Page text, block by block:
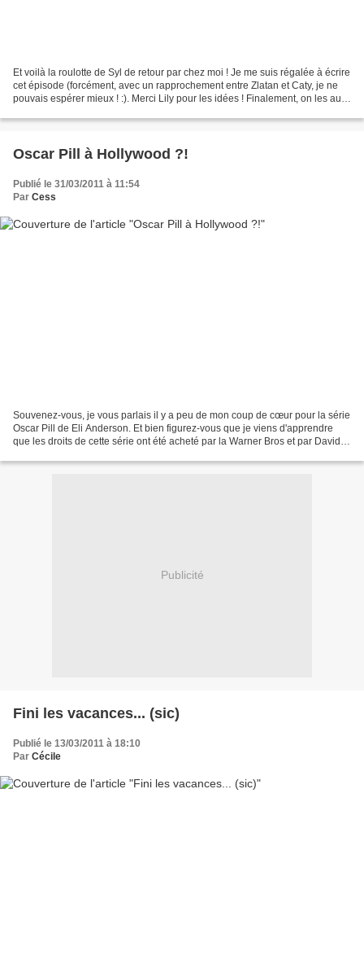
Et voilà la roulotte de Syl de retour par chez moi ! Je me suis régalée à écrire
cet épisode (forcément, avec un rapprochement entre Zlatan et Caty, je ne
pouvais espérer mieux ! :). Merci Lily pour les idées ! Finalement, on les aura
Oscar Pill à Hollywood ?!
Publié le 31/03/2011 à 11:54
Par Cess
Souvenez-vous, je vous parlais il y a peu de mon coup de cœur pour la série
Oscar Pill de Eli Anderson. Et bien figurez-vous que je viens d'apprendre
que les droits de cette série ont été acheté par la Warner Bros et par David
Publicité
Fini les vacances... (sic)
Publié le 13/03/2011 à 18:10
Par Cécile